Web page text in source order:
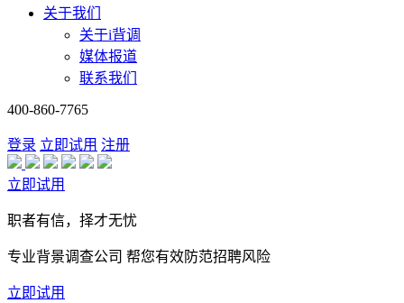
关于我们
关于i背调
媒体报道
联系我们
400-860-7765
登录 立即试用 注册
立即试用
职者有信，择才无忧
专业背景调查公司 帮您有效防范招聘风险
立即试用